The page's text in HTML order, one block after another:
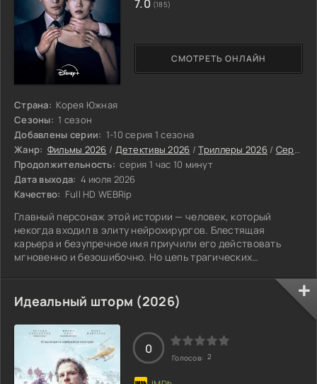
Страна: Корея Южная
Сезоны: 1 сезон
Добавлены серии: 1-10 серия 1 сезона
Жанр: Фильмы 2026 / Детективы 2026 /Триллеры 2026 / Сериалы 2026
Продолжительность: серия 1 час 10 минут
Дата выхода: 4 июля 2026
Качество: Full HD WEBRip
Главный персонаж этой истории — человек, который
некогда входил в элиту нейрохирургов. Блестящая
карьера и безупречное имя приучили его действовать
мгновенно и безошибочно. Но цепь трагических
СМОТРЕТЬ ОНЛАЙН
7.0 (185)
Идеальный шторм (2026)
0
Голосов: 2